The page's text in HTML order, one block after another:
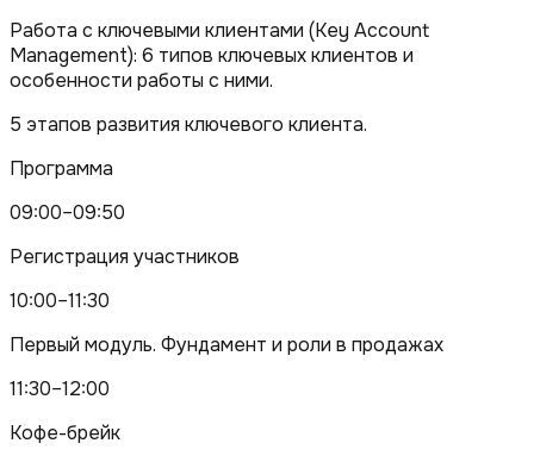
Работа с ключевыми клиентами (Key Account
Management): 6 типов ключевых клиентов и
особенности работы с ними.
5 этапов развития ключевого клиента.
Программа
09:00–09:50
Регистрация участников
10:00–11:30
Первый модуль. Фундамент и роли в продажах
11:30–12:00
Кофе-брейк